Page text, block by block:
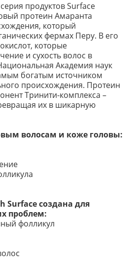
серия продуктов Surface
протеин Амаранта
который
фермах Перу. В его
которые
и сухость волос в
Академия наук
богатым источником
происхождения. Протеин
Тринити-комплекса –
их в шикарную
волосам и коже головы:
Surface создана для
проблем:
фолликул